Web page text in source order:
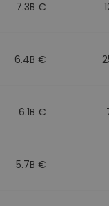
7.3B €
6.4B €
6.1B €
5.7B €